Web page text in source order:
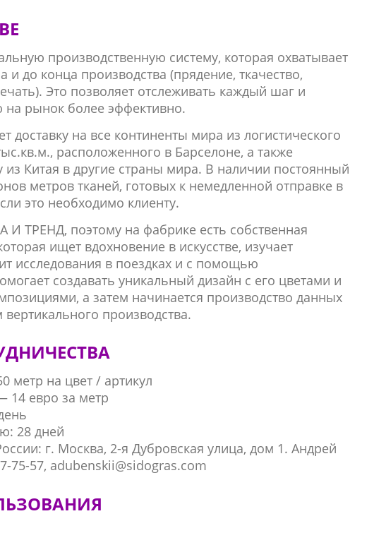
производственную систему, которая охватывает
и до конца производства (прядение, ткачество,
Это позволяет отслеживать каждый шаг и
на рынок более эффективно.
доставку на все континенты мира из логистического
расположенного в Барселоне, а также
из Китая в другие страны мира. В наличии постоянный
метров тканей, готовых к немедленной отправке в
это необходимо клиенту.
И ТРЕНД, поэтому на фабрике есть собственная
ищет вдохновение в искусстве, изучает
исследования в поездках и с помощью
создавать уникальный дизайн с его цветами и
а затем начинается производство данных
производства.
метр на цвет / артикул
14 евро за метр
28 дней
г. Москва, 2-я Дубровская улица, дом 1. Андрей
75-57, adubenskii@sidogras.com